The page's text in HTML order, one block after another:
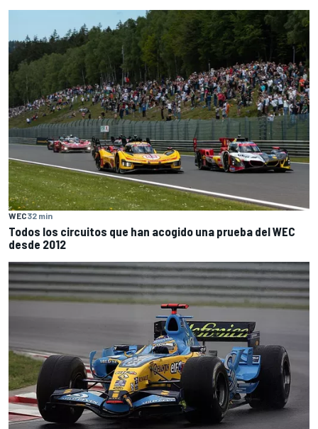
WEC32 min
Todos los circuitos que han acogido una prueba del WEC
desde 2012